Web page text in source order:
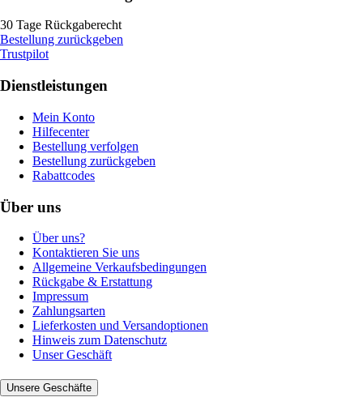
30 Tage Rückgaberecht
Bestellung zurückgeben
Trustpilot
Dienstleistungen
Mein Konto
Hilfecenter
Bestellung verfolgen
Bestellung zurückgeben
Rabattcodes
Über uns
Über uns?
Kontaktieren Sie uns
Allgemeine Verkaufsbedingungen
Rückgabe & Erstattung
Impressum
Zahlungsarten
Lieferkosten und Versandoptionen
Hinweis zum Datenschutz
Unser Geschäft
Unsere Geschäfte